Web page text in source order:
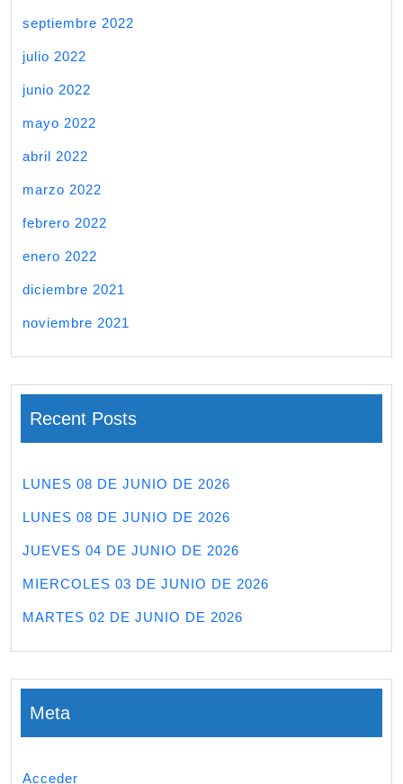
septiembre 2022
julio 2022
junio 2022
mayo 2022
abril 2022
marzo 2022
febrero 2022
enero 2022
diciembre 2021
noviembre 2021
Recent Posts
LUNES 08 DE JUNIO DE 2026
LUNES 08 DE JUNIO DE 2026
JUEVES 04 DE JUNIO DE 2026
MIERCOLES 03 DE JUNIO DE 2026
MARTES 02 DE JUNIO DE 2026
Meta
Acceder